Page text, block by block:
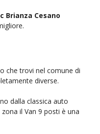
Brianza Cesano
che trovi nel comune di
diverse.
dalla classica auto
il Van 9 posti è una